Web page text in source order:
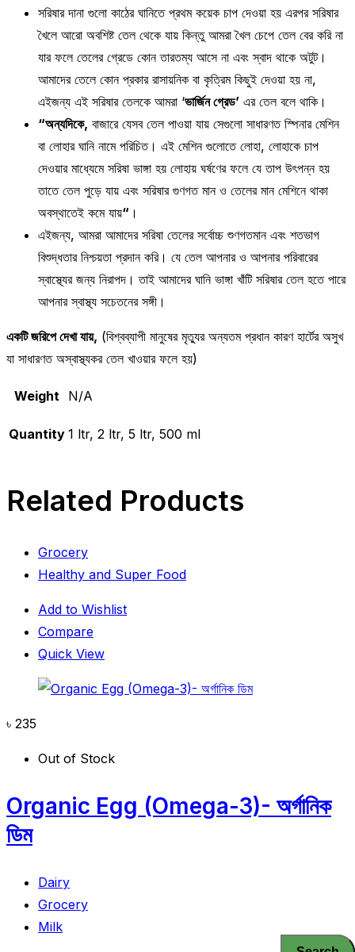
সরিষার দানা গুলো কাঠের ঘানিতে প্রথম কয়েক চাপ দেওয়া হয় এরপর সরিষার
খৈলে আরো অবশিষ্ট তেল থেকে যায় কিন্তু আমরা খৈল চেপে তেল বের করি না
যার ফলে তেলের গ্রেডে কোন তারতম্য আসে না এবং স্বাদ থাকে অটুট।
আমাদের তেলে কোন প্রকার রাসায়নিক বা কৃত্রিম কিছুই দেওয়া হয় না,
এইজন্য এই সরিষার তেলকে আমরা ‘ভার্জিন গ্রেড’ এর তেল বলে থাকি।
“অন্যদিকে, বাজারে যেসব তেল পাওয়া যায় সেগুলো সাধারণত স্পিনার মেশিন
বা লোহার ঘানি নামে পরিচিত। এই মেশিন গুলোতে লোহা, লোহাকে চাপ
দেওয়ার মাধ্যেমে সরিষা ভাঙ্গা হয় লোহায় ঘর্ষণের ফলে যে তাপ উৎপন্ন হয়
তাতে তেল পুড়ে যায় এবং সরিষার গুণগত মান ও তেলের মান মেশিনে থাকা
অবস্থাতেই কমে যায়“ ।
এইজন্য, আমরা আমাদের সরিষা তেলের সর্বোচ্চ শুণগতমান এবং শতভাগ
বিশুদ্ধতার নিশ্চয়তা প্রদান করি। যে তেল আপনার ও আপনার পরিবারের
স্বাস্থ্যের জন্য নিরাপদ। তাই আমাদের ঘানি ভাঙ্গা খাঁটি সরিষার তেল হতে পারে
আপনার স্বাস্থ্য সচেতনের সঙ্গী।
একটি জরিপে দেখা যায়, (বিশ্বব্যাপী মানুষের মৃত্যুর অন্যতম প্রধান কারণ হার্টের অসুখ
যা সাধারণত অস্বাস্থ্যকর তেল খাওয়ার ফলে হয়)
Weight N/A
Quantity 1 ltr, 2 ltr, 5 ltr, 500 ml
Related Products
Grocery
Healthy and Super Food
Add to Wishlist
Compare
Quick View
৳ 235
Out of Stock
Organic Egg (Omega-3)- অর্গানিক
ডিম
Dairy
Grocery
Milk